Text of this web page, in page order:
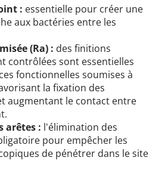
: essentielle pour créer une
aux bactéries entre les
(Ra) : des finitions
contrôlées sont essentielles
fonctionnelles soumises à
la fixation des
augmentant le contact entre
arêtes : l'élimination des
pour empêcher les
de pénétrer dans le site